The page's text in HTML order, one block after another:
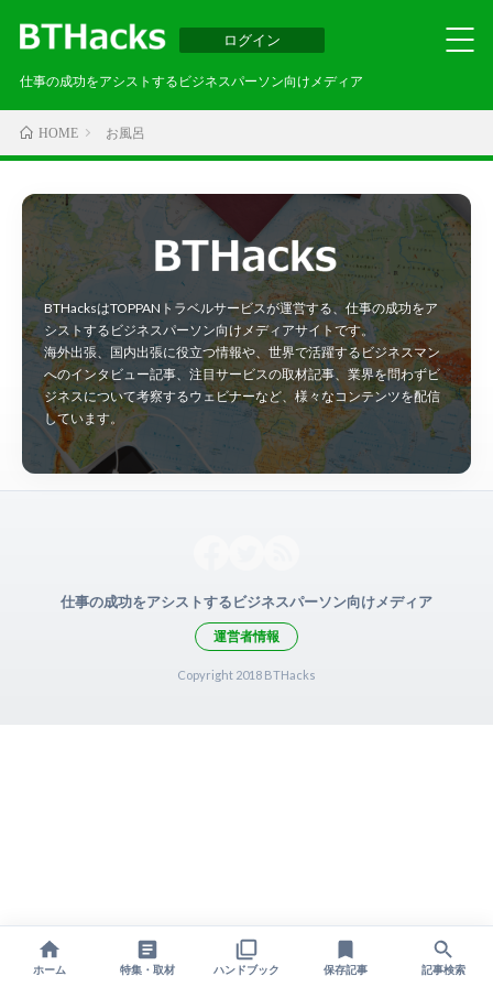
ログイン
仕事の成功をアシストするビジネスパーソン向けメディア
HOME お風呂
BTHacksはTOPPANトラベルサービスが運営する、仕事の成功をア
シストするビジネスパーソン向けメディアサイトです。
海外出張、国内出張に役立つ情報や、世界で活躍するビジネスマン
へのインタビュー記事、注目サービスの取材記事、業界を問わずビ
ジネスについて考察するウェビナーなど、様々なコンテンツを配信
しています。
仕事の成功をアシストするビジネスパーソン向けメディア
運営者情報
Copyright 2018 BTHacks
ホーム 特集・取材 ハンドブック 保存記事 記事検索